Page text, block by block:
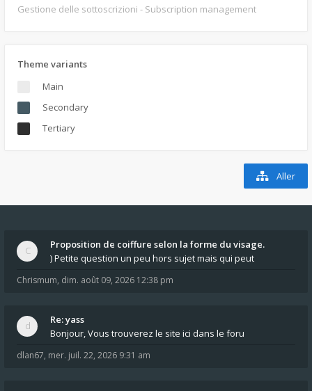
Gestione delle sottoscrizioni - Subscription management
Theme variants
Main
Secondary
Tertiary
Aller
Proposition de coiffure selon la forme du visage.
) Petite question un peu hors sujet mais qui peut
Chrismum, dim. août 09, 2026 12:38 pm
Re: yass
Bonjour, Vous trouverez le site ici dans le foru
dlan67, mer. juil. 22, 2026 9:31 am